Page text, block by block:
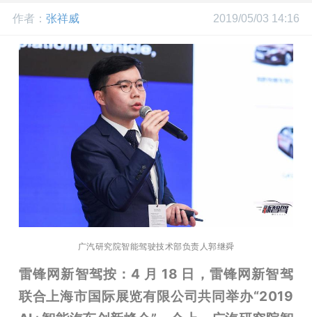
动
作者： 张祥威 2019/05/03 14:16
广汽研究院智能驾驶技术部负责人郭继舜
雷锋网新智驾按：4 月 18 日，雷锋网新智驾
联合上海市国际展览有限公司共同举办“2019